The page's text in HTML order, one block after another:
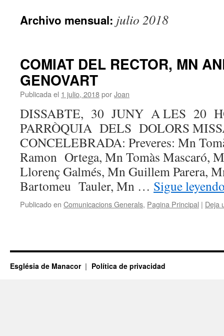
Archivo mensual: julio 2018
COMIAT DEL RECTOR, MN
GENOVART
Publicada el 1 julio, 2018porJoan
DISSABTE, 30 JUNY A LES 20
PARRÒQUIA DELS DOLORS
CONCELEBRADA: Preveres: Mn
Ramon Ortega, Mn Tomàs Mascaró,
Llorenç Galmés, Mn Guillem Parera,
Bartomeu Tauler, Mn … Sigue
Publicado en Comunicacions Generals, Pagina Principal | Deja
Església de Manacor Política de privacidad